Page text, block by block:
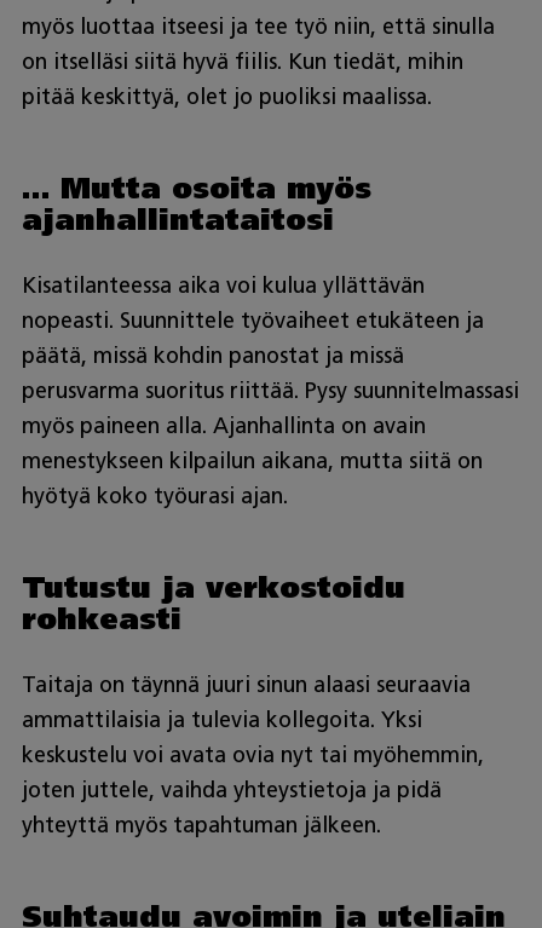
myös luottaa itseesi ja tee työ niin, että sinulla
on itselläsi siitä hyvä fiilis. Kun tiedät, mihin
pitää keskittyä, olet jo puoliksi maalissa.
… Mutta osoita myös
ajanhallintataitosi
Kisatilanteessa aika voi kulua yllättävän
nopeasti. Suunnittele työvaiheet etukäteen ja
päätä, missä kohdin panostat ja missä
perusvarma suoritus riittää. Pysy suunnitelmassasi
myös paineen alla. Ajanhallinta on avain
menestykseen kilpailun aikana, mutta siitä on
hyötyä koko työurasi ajan.
Tutustu ja verkostoidu
rohkeasti
Taitaja on täynnä juuri sinun alaasi seuraavia
ammattilaisia ja tulevia kollegoita. Yksi
keskustelu voi avata ovia nyt tai myöhemmin,
joten juttele, vaihda yhteystietoja ja pidä
yhteyttä myös tapahtuman jälkeen.
Suhtaudu avoimin ja uteliain